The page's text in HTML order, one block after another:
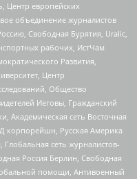
Центр европейских
объединение журналистов
Свободная Бурятия, Uralic,
рабочих, ИстЧам
Развития,
Центр
Общество
Иеговы, Гражданский
Академическая сеть Восточная
корпорейшн, Русская Америка
сеть журналистов-
Россия Берлин, Свободная
помощи, Антивоенный